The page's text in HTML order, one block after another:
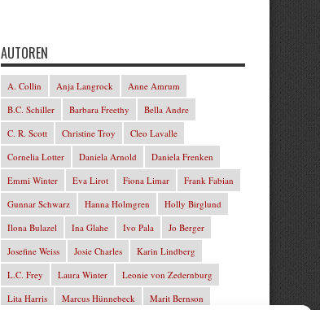
AUTOREN
A. Collin Anja Langrock
Anne Amrum
B.C. Schiller
Barbara Freethy
Bella Andre
C. R. Scott
Christine Troy
Cleo Lavalle
Cornelia Lotter
Daniela Arnold
Daniela Frenken
Emmi Winter
Eva Lirot Fiona Limar
Frank Fabian
Gunnar Schwarz
Hanna Holmgren
Holly Birglund
Ilona Bulazel
Ina Glahe Ivo Pala
Jo Berger
Josefine Weiss
Josie Charles
Karin Lindberg
L.C. Frey
Laura Winter
Leonie von Zedernburg
Lita Harris
Marcus Hünnebeck Marit Bernson